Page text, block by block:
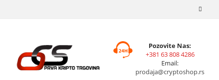
Pozovite Nas:
+381 63 808 4286
Email:
prodaja@cryptoshop.rs